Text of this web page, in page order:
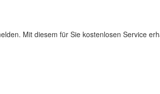
Mit diesem für Sie kostenlosen Service